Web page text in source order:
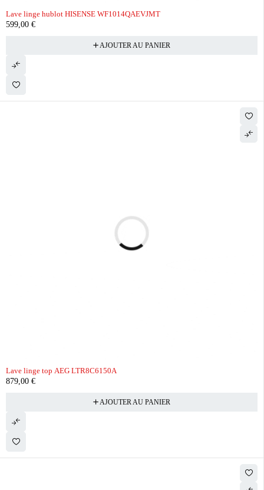
Lave linge hublot HISENSE WF1014QAEVJMT
599,00 €
AJOUTER AU PANIER
Lave linge top AEG LTR8C6150A
879,00 €
AJOUTER AU PANIER